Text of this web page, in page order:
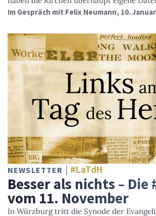
Im Gespräch mit Felix Neumann, 10.
NEWSLETTER #LaTdH
Besser als nichts – Die
vom 11. November
In Würzburg tritt die Synode der